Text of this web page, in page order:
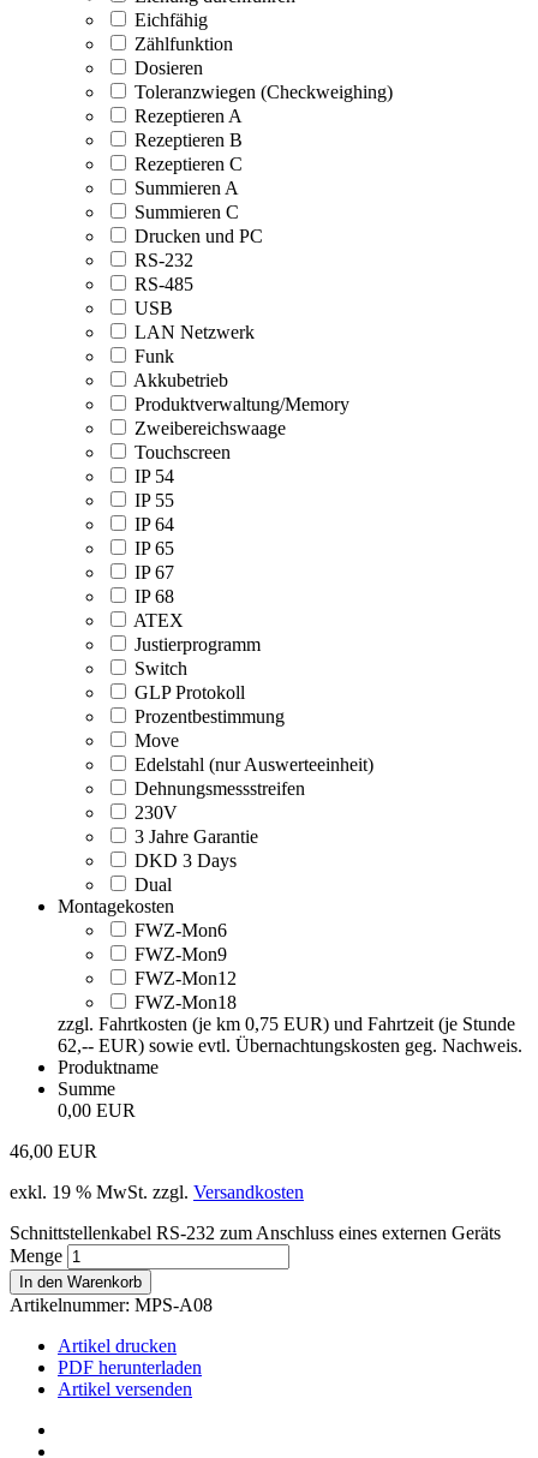
Eichfähig
Zählfunktion
Dosieren
Toleranzwiegen (Checkweighing)
Rezeptieren A
Rezeptieren B
Rezeptieren C
Summieren A
Summieren C
Drucken und PC
RS-232
RS-485
USB
LAN Netzwerk
Funk
Akkubetrieb
Produktverwaltung/Memory
Zweibereichswaage
Touchscreen
IP 54
IP 55
IP 64
IP 65
IP 67
IP 68
ATEX
Justierprogramm
Switch
GLP Protokoll
Prozentbestimmung
Move
Edelstahl (nur Auswerteeinheit)
Dehnungsmessstreifen
230V
3 Jahre Garantie
DKD 3 Days
Dual
Montagekosten
FWZ-Mon6
FWZ-Mon9
FWZ-Mon12
FWZ-Mon18
zzgl. Fahrtkosten (je km 0,75 EUR) und Fahrtzeit (je Stunde
62,-- EUR) sowie evtl. Übernachtungskosten geg. Nachweis.
Produktname
Summe
0,00 EUR
46,00 EUR
exkl. 19 % MwSt. zzgl. Versandkosten
Schnittstellenkabel RS-232 zum Anschluss eines externen Geräts
Menge
In den Warenkorb
Artikelnummer: MPS-A08
Artikel drucken
PDF herunterladen
Artikel versenden